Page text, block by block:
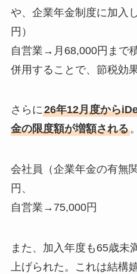
や、企業年金制度に加入
円）
自営業→月68,000円まで
併用することで、節税効
さらに26年12月度から
金の限度額が増額される。
会社員（企業年金の有無
円、
自営業→75,000円
また、加入年度も65歳未
上げられた。これは結構